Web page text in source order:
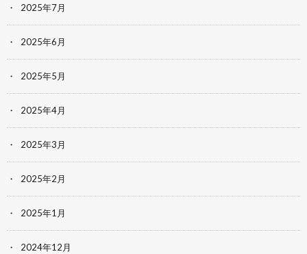
2025年7月
2025年6月
2025年5月
2025年4月
2025年3月
2025年2月
2025年1月
2024年12月